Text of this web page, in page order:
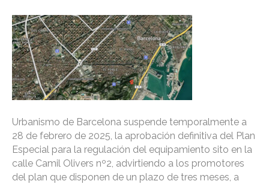
Urbanismo de Barcelona suspende temporalmente a
28 de febrero de 2025, la aprobación definitiva del Plan
Especial para la regulación del equipamiento sito en la
calle Camil Olivers nº2, advirtiendo a los promotores
del plan que disponen de un plazo de tres meses, a